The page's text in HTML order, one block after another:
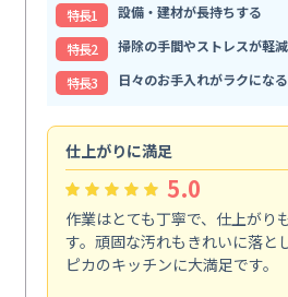
特⻑1
設備・建材が長持ちする
特⻑2
掃除の手間やストレスが軽
特⻑3
日々のお手入れがラクになる
仕上がりに満足
5.0
作業はとても丁寧で、仕上がり
す。頑固な汚れもきれいに落と
ピカのキッチンに大満足です。